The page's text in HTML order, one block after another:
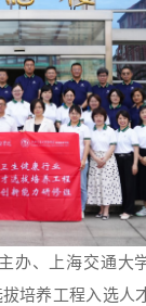
办、上海交通大
培养工程入选人